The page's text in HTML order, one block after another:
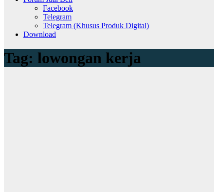
Facebook
Telegram
Telegram (Khusus Produk Digital)
Download
Tag: lowongan kerja